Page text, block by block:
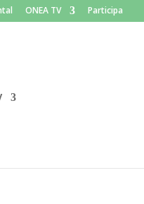
ONEA TV Participa